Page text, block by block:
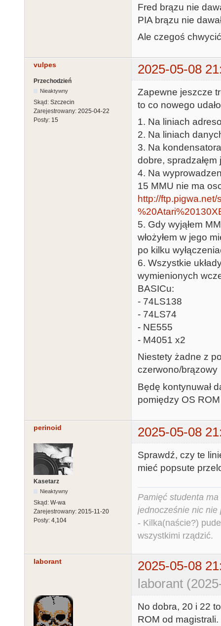
Fred brązu nie
PIA brązu nie
Ale czegoś
vulpes 2025-05-08
Przechodzień
Nieaktywny
Skąd: Szczecin
Zarejestrowany: 2025-04-22
Posty: 15
Zapewne jeszcze
to co nowego
1. Na liniach
2. Na liniach
3. Na
dobre,
4. Na
15 MMU nie ma
http://
5. Gdy wyjąłem
włożyłem w jego
po kilku
6. Wszystkie
wymienionych
BASICu:
- 74LS138
- 74LS74
- NE555
- M4051 x2
Niestety żadne z
czerwono/brązowy
Będę kontynuwał
pomiędzy OS
perinoid 2025-05-08
Kasetarz
Nieaktywny
Skąd: W-wa
Zarejestrowany: 2015-11-20
Posty: 4,104
Sprawdź, czy te
mieć popsute
Pamięć studenta
jednocześnie nic nie
- Kilka(naście?)
wszystkimi rządzić.
laborant
2025-05-08
laborant
No dobra, 20 i 22
ROM od